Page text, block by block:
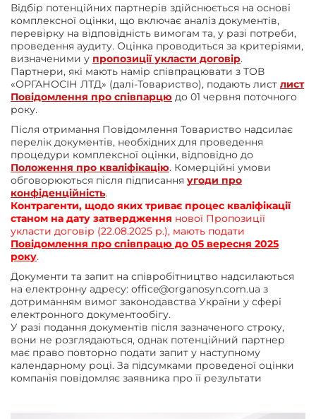
Відбір потенційних партнерів здійснюється на основі
комплексної оцінки, що включає аналіз документів,
перевірку на відповідність вимогам та, у разі потреби,
проведення аудиту. Оцінка проводиться за критеріями,
визначеними у пропозиції укласти договір.
Партнери, які мають намір співпрацювати з ТОВ
«ОРГАНОСІН ЛТД» (далі-Товариство), подають лист лист
Повідомлення про співпарцю до 01 червня поточного
року.
Після отримання Повідомлення Товариство надсилає
перелік документів, необхідних для проведення
процедури комплексної оцінки, відповідно до
Положення про кваліфікацію. Комерційні умови
обговорюються після підписання угоди про
конфіденційність.
Контрагенти, щодо яких триває процес кваліфікації
станом на дату затвердження нової Пропозиції
укласти договір (22.08.2025 р.), мають подати
Повідомлення про співпрацю до 05 вересня 2025
року.
Документи та запит на співробітництво надсилаються
на електронну адресу: office@organosyn.com.ua з
дотриманням вимог законодавства України у сфері
електронного документообігу.
У разі подання документів після зазначеного строку,
вони не розглядаються, однак потенційний партнер
має право повторно подати запит у наступному
календарному році. За підсумками проведеної оцінки
компанія повідомляє заявника про її результати